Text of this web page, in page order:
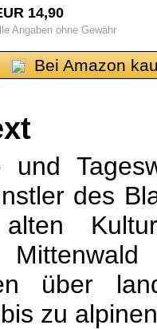
14,90
Angaben ohne Gewähr
Bei Amazon
und
des
über
zu